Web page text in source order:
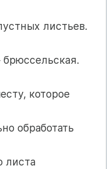
листьев.
которое
обработать
листа